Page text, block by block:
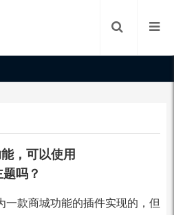
，可以使用
吗？
一款商城功能的插件实现的，但